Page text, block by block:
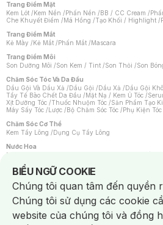
Trang Điểm Mặt
Kem Lót /Kem Nền /Phấn Nền /BB / CC Cream /
Che Khuyết Điểm /Má Hồng /Tạo Khối / Highlight /
Trang Điểm Mắt
Kẻ Mày /Kẻ Mắt /Phấn Mắt /Mascara
Trang Điểm Môi
Son Dưỡng Môi /Son Kem / Tint /Son Thỏi /Son
Chăm Sóc Tóc Và Da Đầu
Dầu Gội Và Dầu Xả /Dầu Gội /Dầu Xả /Dầu Gội Khô
Tẩy Tế Bào Chết Da Đầu /Mặt Nạ / Kem Ủ Tóc /
Xịt Dưỡng Tóc /Thuốc Nhuộm Tóc /Sản Phẩm Tạo
Máy Sấy Tóc /Lược /Bộ Chăm Sóc Tóc /Phụ Kiện Tóc
Chăm Sóc Cơ Thể
Kem Tẩy Lông /Dụng Cụ Tẩy Lông
Nước Hoa
Nước Hoa Nữ
Chăm Sóc Cá Nhân
Chống Muỗi /Khẩu Trang /Máy Massage/Mặt Nạ
Sản Phẩm Chăm Sóc Khác /Bàn Chải Đánh Răng /
Hỗ Trợ Trắng Răng/Kem Đánh Răng /Máy Tăm
Tăm / Chỉ Nha Khoa/ Xịt Thơm Miệng / Dung Dịch
Khăn Ướt Vệ Sinh Vùng Kín/Băng Vệ Sinh/
Máy Cạo Râu
BIỂU NGỮ COOKIE
Notice about cookies usage
Chúng tôi quan tâm đến quyền
Chúng tôi sử dụng các cookie
website của chúng tôi và đồng